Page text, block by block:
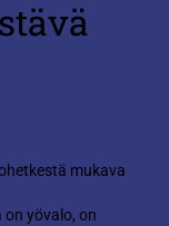
mukava
on yövalo, on